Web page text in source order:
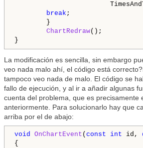
break ;
}
ChartRedraw();
La modificación es sencilla, sin embargo
veo nada malo ahí, el código está
tampoco veo nada de malo. El código se
fallo de ejecución, y al ir a añadir algunas
cuenta del problema, que es precisamente
anteriormente. Para solucionarlo hay que
arriba por el de abajo:
void OnChartEvent ( const int id,
{